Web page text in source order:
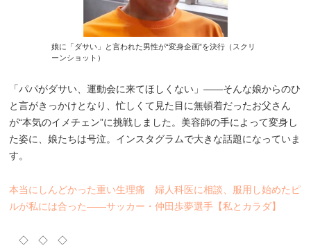
娘に「ダサい」と言われた男性が“変身企画”を決行（スクリ
ーンショット）
「パパがダサい、運動会に来てほしくない」――そんな娘からのひ
と言がきっかけとなり、忙しくて見た目に無頓着だったお父さん
が“本気のイメチェン”に挑戦しました。美容師の手によって変身し
た姿に、娘たちは号泣。インスタグラムで大きな話題になっていま
す。
本当にしんどかった重い生理痛 婦人科医に相談、服用し始めたピ
ルが私には合った――サッカー・仲田歩夢選手【私とカラダ】
◇ ◇ ◇